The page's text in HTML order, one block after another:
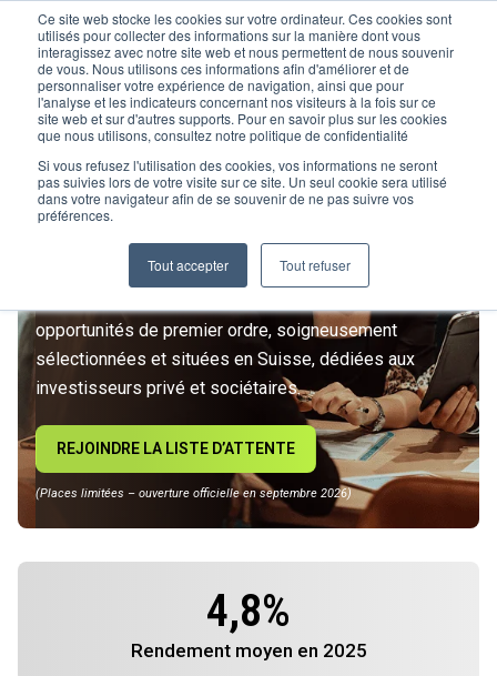
Ce site web stocke les cookies sur votre ordinateur. Ces cookies sont
utilisés pour collecter des informations sur la manière dont vous
interagissez avec notre site web et nous permettent de nous souvenir
de vous. Nous utilisons ces informations afin d'améliorer et de
personnaliser votre expérience de navigation, ainsi que pour
l'analyse et les indicateurs concernant nos visiteurs à la fois sur ce
site web et sur d'autres supports. Pour en savoir plus sur les cookies
que nous utilisons, consultez notre politique de confidentialité
Si vous refusez l'utilisation des cookies, vos informations ne seront
pas suivies lors de votre visite sur ce site. Un seul cookie sera utilisé
dans votre navigateur afin de se souvenir de ne pas suivre vos
préférences.
Tout accepter Tout refuser
L’IMMOBILIER
D’INVESTISSEMENT ENTRE
DANS UNE NOUVELLE ÈRE
Rejoignez le premier club privé d'investissement
opportunités de premier ordre, soigneusement
sélectionnées et situées en Suisse, dédiées aux
investisseurs privé et sociétaires.
REJOINDRE LA LISTE D’ATTENTE
(Places limitées – ouverture officielle en septembre 2026)
4,8%
Rendement moyen en 2025